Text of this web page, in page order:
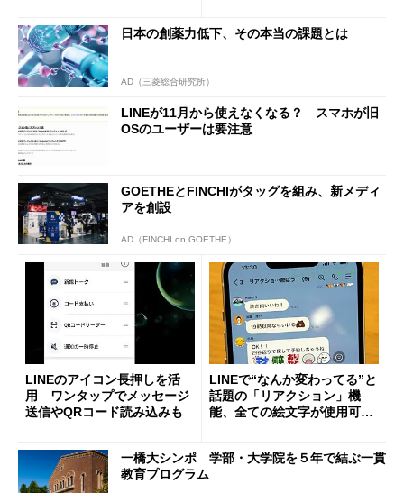
日本の創薬力低下、その本当の課題とは
AD（三菱総合研究所）
LINEが11月から使えなくなる？ スマホが旧
OSのユーザーは要注意
GOETHEとFINCHIがタッグを組み、新メディ
アを創設
AD（FINCHI on GOETHE）
LINEのアイコン長押しを活
用 ワンタップでメッセージ
送信やQRコード読み込みも
LINEで“なんか変わってる”と
話題の「リアクション」機
能、全ての絵文字が使用可能
一橋大シンポ 学部・大学院を５年で結ぶ一貫
教育プログラム